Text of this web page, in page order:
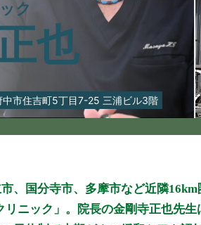
ク
也
中市住吉町5丁目7-25 三浦ビル3階
、国分寺市、多摩市など近隣
ニック」。院長の金剛寺正也先